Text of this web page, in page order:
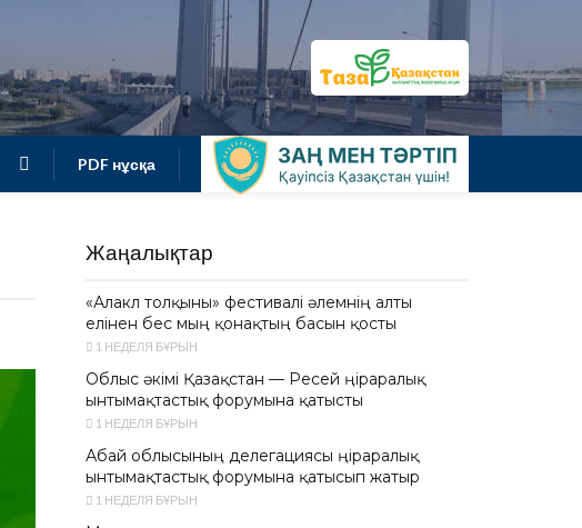
PDF нұсқа
Жаңалықтар
«Алакөл толқыны» фестивалі әлемнің алты
елінен бес мың қонақтың басын қосты
1 НЕДЕЛЯ БҰРЫН
Облыс әкімі Қазақстан — Ресей өңіраралық
ынтымақтастық форумына қатысты
1 НЕДЕЛЯ БҰРЫН
Абай облысының делегациясы өңіраралық
ынтымақтастық форумына қатысып жатыр
1 НЕДЕЛЯ БҰРЫН